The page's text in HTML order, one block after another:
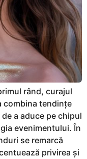
rând, curajul
combina tendințe
a aduce pe chipul
evenimentului. În
se remarcă
privirea și